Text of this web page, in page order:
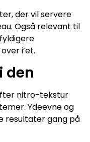
der vil servere
Også relevant til
i’et.
den
nitro-tekstur
Ydeevne og
resultater gang på